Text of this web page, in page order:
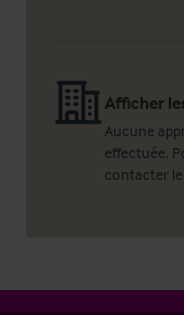
Afficher
Aucune
effectuée.
contacter